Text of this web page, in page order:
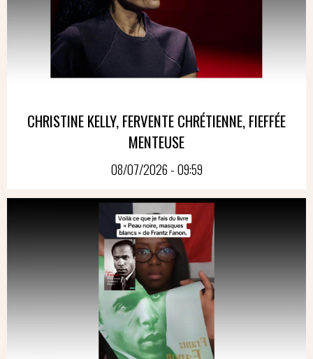
CHRISTINE KELLY, FERVENTE CHRÉTIENNE, FIEFFÉE
MENTEUSE
08/07/2026 - 09:59